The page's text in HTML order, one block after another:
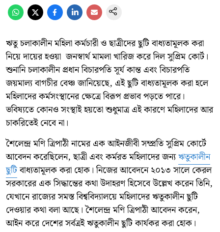
ঋতু চলাকালীন মহিলা কর্মচারী ও ছাত্রীদের ছুটি বাধ্যতামূলক করা
নিয়ে দায়ের হওয়া জনস্বার্থ মামলা খারিজ করে দিল সুপ্রিম কোর্ট।
শুনানি চলাকালীন প্রধান বিচারপতি সূর্য কান্ত এবং বিচারপতি
জয়মাল্য বাগচীর বেঞ্চ জানিয়েছে, এই ছুটি বাধ্যতামূলক করা হলে
মহিলাদের কর্মসংস্থানের ক্ষেত্রে বিরূপ প্রভাব পড়তে পারে।
ভবিষ্যতে কোনও সংস্থাই হয়তো শুধুমাত্র এই কারণে মহিলাদের আর
চাকরিতেই নেবে না।
শৈলেন্দ্র মণি ত্রিপাঠী নামের এক আইনজীবী সম্প্রতি সুপ্রিম কোর্টে
আবেদন করেছিলেন, ছাত্রী এবং কর্মরত মহিলাদের জন্যঋতুকালীন
ছুটিবাধ্যতামূলক করা হোক। নিজের আবেদনে ২০১৩ সালে কেরল
সরকারের এক সিদ্ধান্তের কথা উদাহরণ হিসেবে উল্লেখ করেন তিনি,
যেখানে রাজ্যের সমস্ত বিশ্ববিদ্যালয়ে মহিলাদের ঋতুকালীন ছুটি
দেওয়ার কথা বলা আছে। শৈলেন্দ্র মণি ত্রিপাঠী আবেদন করেন,
আইন করে দেশের সর্বত্রই ঋতুকালীন ছুটি কার্যকর করা হোক।